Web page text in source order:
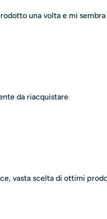
una volta e mi
da riacquistare
vasta scelta di ottimi